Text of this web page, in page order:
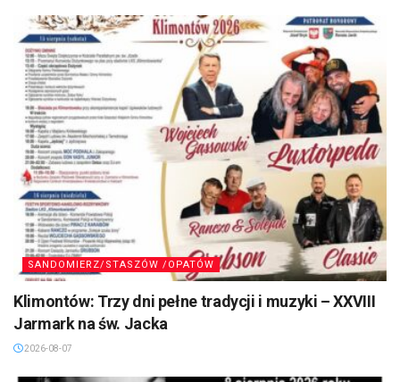
SANDOMIERZ/STASZÓW /OPATÓW
Klimontów: Trzy dni pełne tradycji i muzyki – XXVIII
Jarmark na św. Jacka
2026-08-07